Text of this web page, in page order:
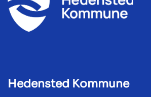
Hedensted Kommune